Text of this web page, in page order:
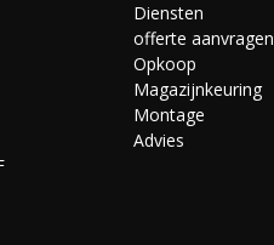
Diensten
offerte aanvragen
Opkoop
Magazijnkeuring
Montage
Advies